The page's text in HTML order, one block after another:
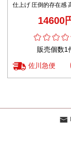
仕上げ 圧倒的存在感
14600
販売個数1
佐川急便